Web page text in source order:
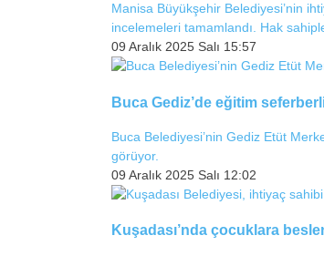
Manisa Büyükşehir Belediyesi’nin
incelemeleri tamamlandı. Hak
09 Aralık 2025 Salı 15:57
Buca Gediz’de eğitim
Buca Belediyesi’nin Gediz Etüt
görüyor.
09 Aralık 2025 Salı 12:02
Kuşadası’nda çocuklara